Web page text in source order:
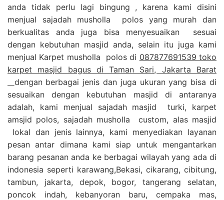
anda tidak perlu lagi bingung , karena kami disini
menjual sajadah musholla polos yang murah dan
berkualitas anda juga bisa menyesuaikan sesuai
dengan kebutuhan masjid anda, selain itu juga kami
menjual Karpet musholla polos di 087877691539 toko
karpet masjid bagus di Taman Sari, Jakarta Barat
dengan berbagai jenis dan juga ukuran yang bisa di
sesuaikan dengan kebutuhan masjid di antaranya
adalah, kami menjual sajadah masjid turki, karpet
amsjid polos, sajadah musholla custom, alas masjid
lokal dan jenis lainnya, kami menyediakan layanan
pesan antar dimana kami siap untuk mengantarkan
barang pesanan anda ke berbagai wilayah yang ada di
indonesia seperti karawang,Bekasi, cikarang, cibitung,
tambun, jakarta, depok, bogor, tangerang selatan,
poncok indah, kebanyoran baru, cempaka mas,